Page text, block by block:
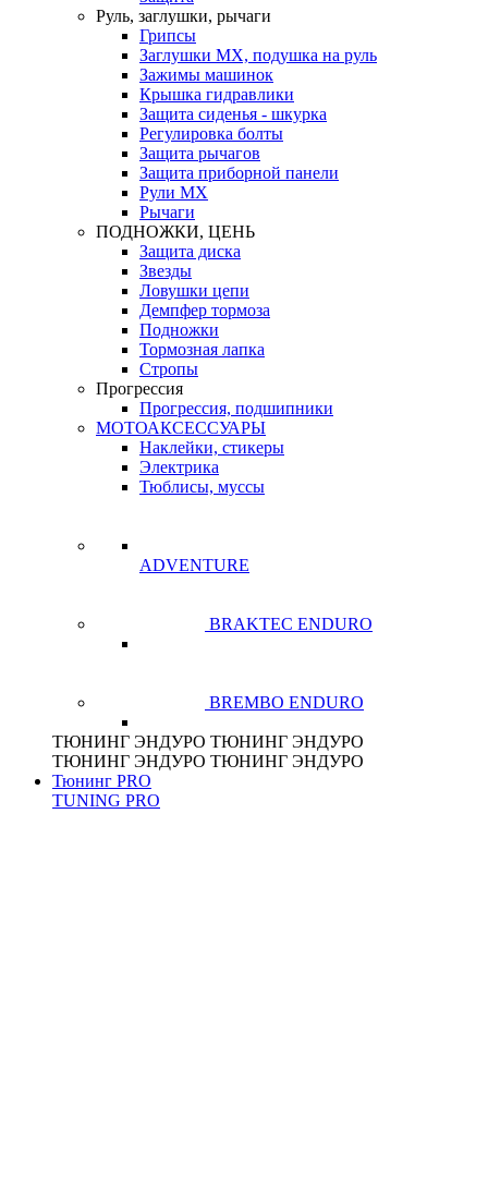
Руль, заглушки, рычаги
Грипсы
Заглушки MX, подушка на руль
Зажимы машинок
Крышка гидравлики
Защита сиденья - шкурка
Регулировка болты
Защита рычагов
Защита приборной панели
Рули MX
Рычаги
ПОДНОЖКИ, ЦЕНЬ
Защита диска
Звезды
Ловушки цепи
Демпфер тормоза
Подножки
Тормозная лапка
Стропы
Прогрессия
Прогрессия, подшипники
МОТОАКСЕССУАРЫ
Наклейки, стикеры
Электрика
Тюблисы, муссы
ADVENTURE
BRAKTEC ENDURO
BREMBO ENDURO
ТЮНИНГ ЭНДУРО ТЮНИНГ ЭНДУРО
ТЮНИНГ ЭНДУРО ТЮНИНГ ЭНДУРО
Тюнинг PRO
TUNING PRO